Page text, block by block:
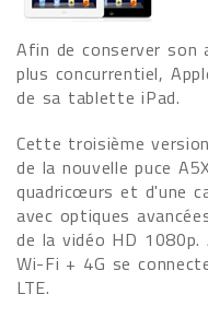
Afin de conserver son
plus concurrentiel,
de sa tablette iPad.
Cette troisième
de la nouvelle puce
quadricœurs et d'une
avec optiques
de la vidéo HD
Wi-Fi + 4G se
LTE.